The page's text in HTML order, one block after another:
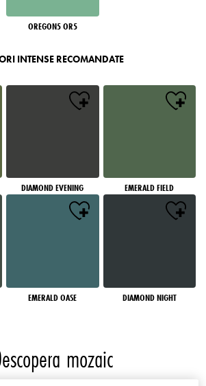
OREGON5 OR5
INTENSE RECOMANDATE
DIAMOND EVENING EMERALD FIELD
EMERALD OASE DIAMOND NIGHT
mozaic